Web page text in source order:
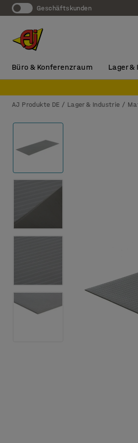
Geschäftskunden
Büro & Konferenzraum Lager
AJ Produkte DE Lager & Industrie